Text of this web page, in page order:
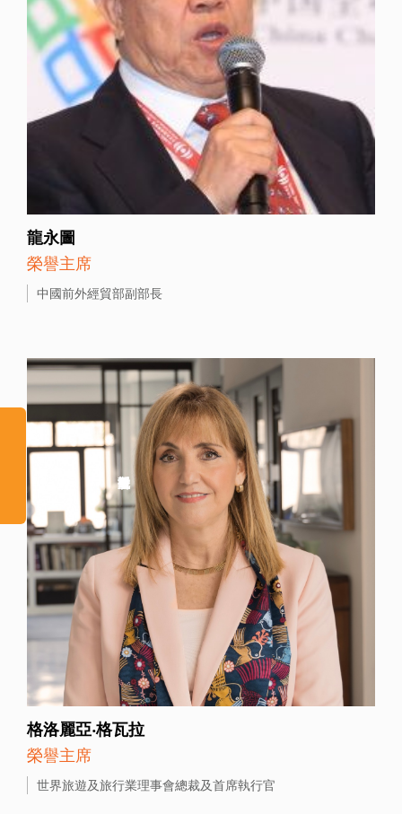
龍永圖
榮譽主席
中國前外經貿部副部長
格洛麗亞‧格瓦拉
榮譽主席
世界旅遊及旅行業理事會總裁及首席執行官